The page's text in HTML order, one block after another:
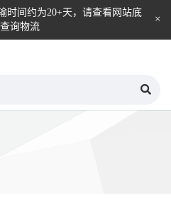
时间约为20+天，请查看网站底
询物流